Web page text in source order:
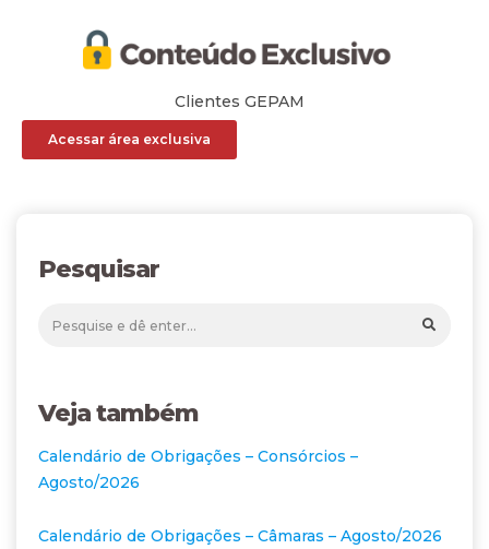
Clientes GEPAM
Acessar área exclusiva
Pesquisar
Veja também
Calendário de Obrigações – Consórcios –
Agosto/2026
Calendário de Obrigações – Câmaras – Agosto/2026